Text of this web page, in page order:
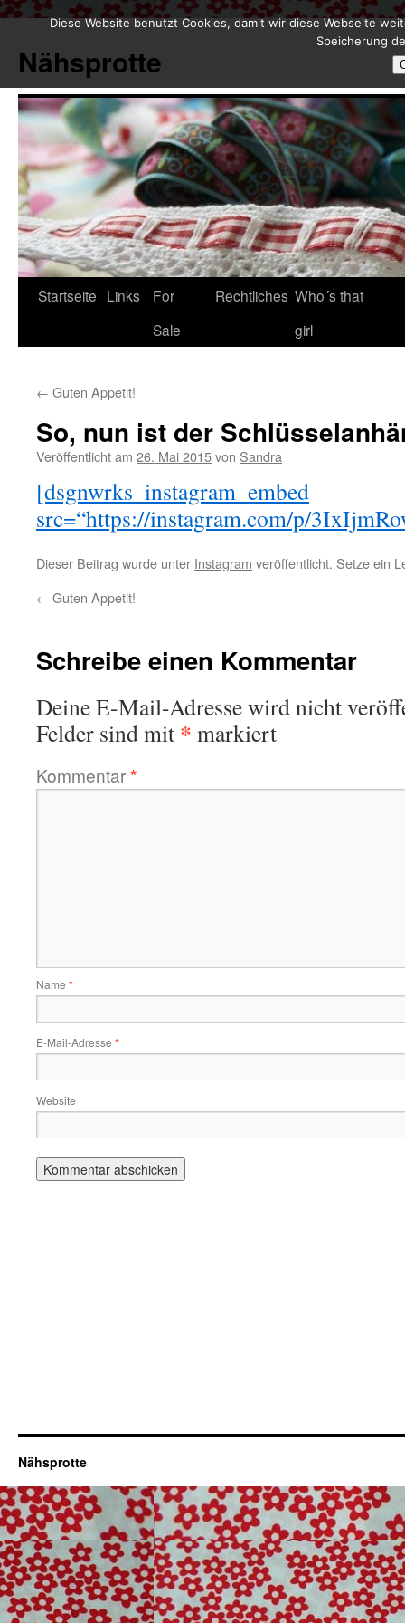
springen
Nähsprotte
Startseite Links
For
Sale
Rechtliches Who´s that
girl
← Guten Appetit!
So, nun ist der
Veröffentlicht am 26. Mai 2015von Sandra
[dsgnwrks_instagram_embed
src=“https://instagram.com/p/
Dieser Beitrag wurde unter Instagram veröffentlicht. Setze ein
← Guten Appetit!
Schreibe einen Kommentar
Deine E-Mail-Adresse wird nicht
Felder sind mit * markiert
Kommentar*
Name *
E-Mail-Adresse *
Website
Nähsprotte
Diese Website benutzt Cookies, damit wir diese Webseite
Speicherung